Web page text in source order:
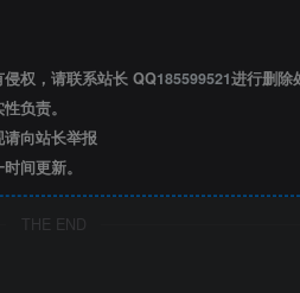
权，请联系站长 QQ185599521进行删除
负责。
向站长举报
间更新。
THE END